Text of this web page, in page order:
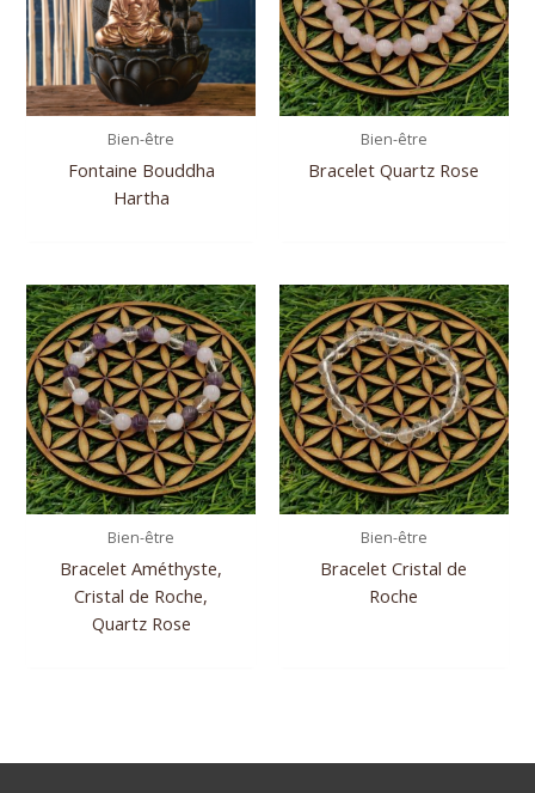
Bien-être
Fontaine Bouddha
Hartha
Bien-être
Bracelet Quartz Rose
Bien-être
Bracelet Améthyste,
Cristal de Roche,
Quartz Rose
Bien-être
Bracelet Cristal de
Roche